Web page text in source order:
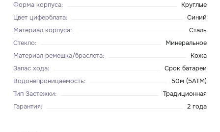
Форма корпуса:
Круглые
Цвет циферблата:
Синий
Материал корпуса:
Сталь
Стекло:
Минеральное
Материал ремешка/браслета:
Кожа
Запас хода:
Срок батареи
Водонепроницаемость:
50м (5ATM)
Тип Застежки:
Традиционная
Гарантия: 2 года